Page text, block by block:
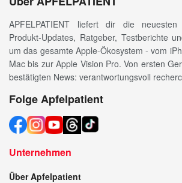
APFELPATIENT liefert dir die neuesten
Produkt-Updates, Ratgeber, Testberichte
um das gesamte Apple-Ökosystem - vom
Mac bis zur Apple Vision Pro. Von ersten
bestätigten News: verantwortungsvoll
Folge Apfelpatient
Unternehmen
Über Apfelpatient